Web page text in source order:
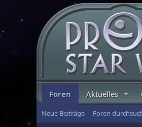
Foren Aktuelles
Neue Beiträge Foren